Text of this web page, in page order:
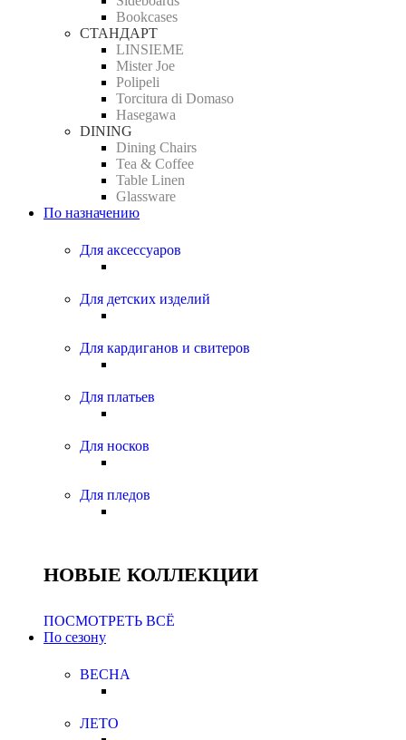
Bookcases
СТАНДАРТ
LINSIEME
Mister Joe
Polipeli
Torcitura di Domaso
Hasegawa
DINING
Dining Chairs
Tea & Coffee
Table Linen
Glassware
По назначению
Для аксессуаров
Для детских изделий
Для кардиганов и свитеров
Для платьев
Для носков
Для пледов
НОВЫЕ КОЛЛЕКЦИИ
ПОСМОТРЕТЬ ВСЁ
По сезону
ВЕСНА
ЛЕТО